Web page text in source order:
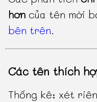
hơn của tên mời
bên trên.
Các tên thích
Thống kê: xét